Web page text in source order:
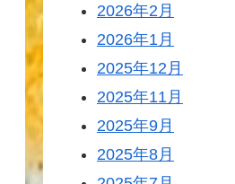
2026年2月
2026年1月
2025年12月
2025年11月
2025年9月
2025年8月